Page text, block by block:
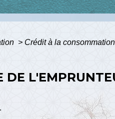
> Crédit à la
DE